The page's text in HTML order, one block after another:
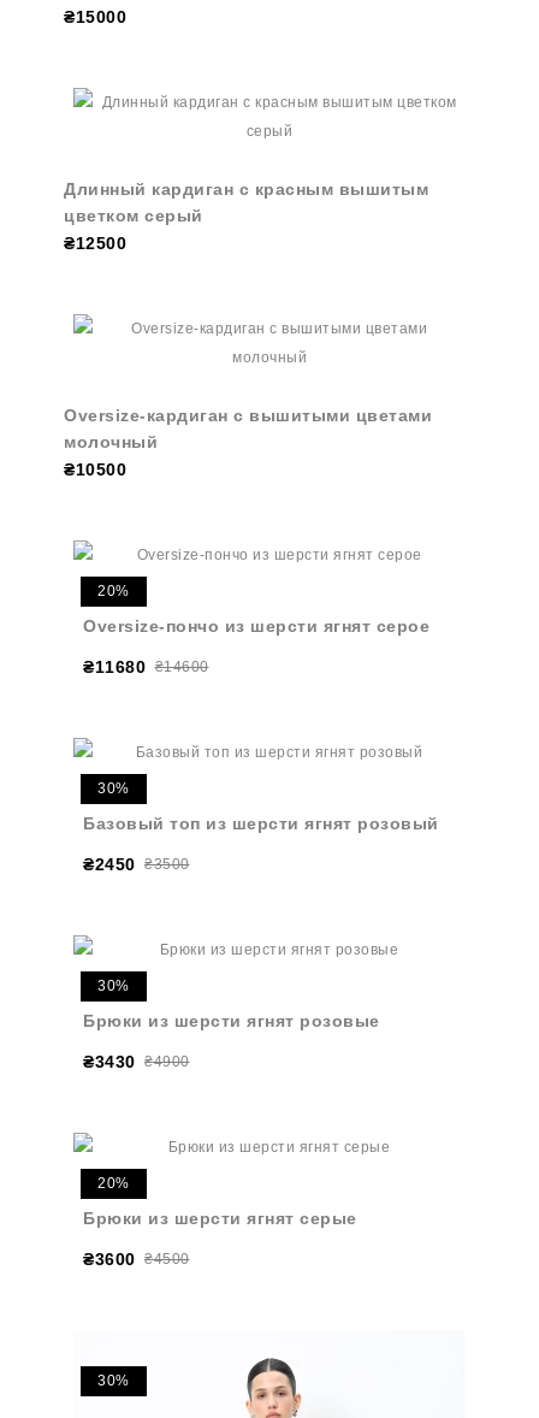
₴15000
Длинный кардиган с красным вышитым
цветком серый
₴12500
Oversize-кардиган с вышитыми цветами
молочный
₴10500
20%
Oversize-пончо из шерсти ягнят серое
₴11680 ₴14600
30%
Базовый топ из шерсти ягнят розовый
₴2450 ₴3500
30%
Брюки из шерсти ягнят розовые
₴3430 ₴4900
20%
Брюки из шерсти ягнят серые
₴3600 ₴4500
30%